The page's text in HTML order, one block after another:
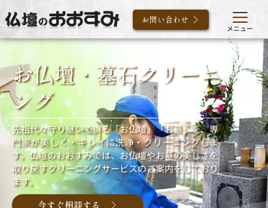
お問い合わせ
メニュー
お仏壇・墓石クリーニ
ング
先祖代々守り継いでいる「お仏壇」「お墓」を、専
門家が美しく・キレイに洗浄・クリーニングしま
す。仏壇のおおすみでは、お仏壇やお墓の美しさを
取り戻すクリーニングサービスのご案内をしており
ます。
今すぐ相談する